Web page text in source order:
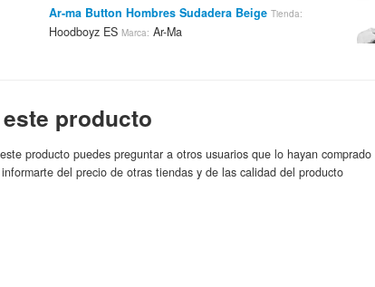
Ar-ma Button Hombres Sudadera Beige Tienda:
Hoodboyz ESMarca: Ar-Ma
Hoodboyz ES
23.9€
Ar-ma Established1988 Sudadera Gris Oscuro Azul
producto
producto puedes preguntar a otros usuarios que lo hayan
del precio de otras tiendas y de las calidad del producto